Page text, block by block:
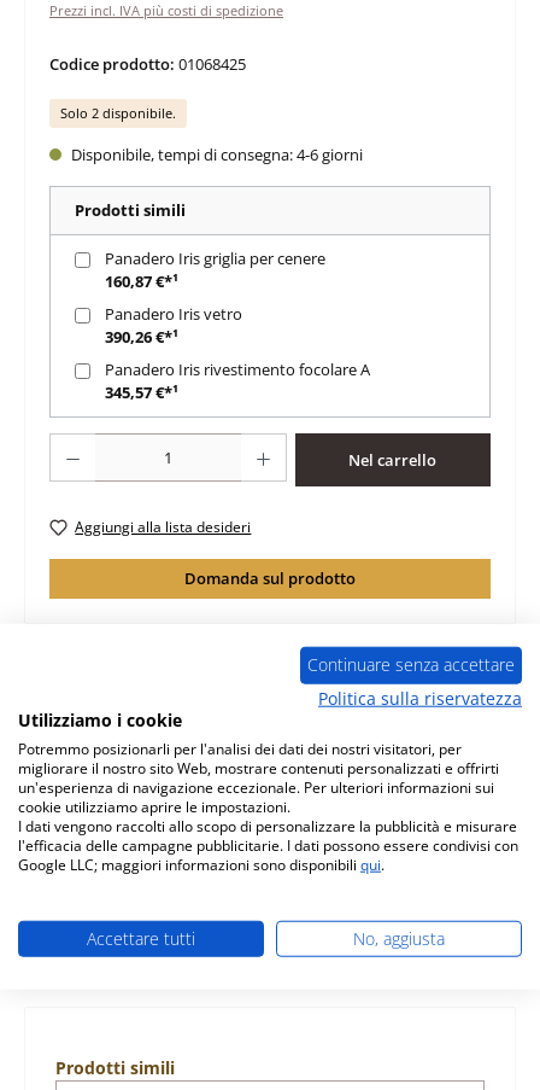
Prezzi incl. IVA più costi di spedizione
Codice prodotto: 01068425
Solo 2 disponibile.
Disponibile, tempi di consegna: 4-6 giorni
Prodotti simili
Panadero Iris griglia per cenere
160,87 €*¹
Panadero Iris vetro
390,26 €*¹
Panadero Iris rivestimento focolare A
345,57 €*¹
Quantità del prodotto: inserisci la quantità desiderata o usa i pulsanti per
Nel carrello
Aggiungi alla lista desideri
Domanda sul prodotto
Descrizione
originale guarnizione per vetro per stufa a legna
Panadero Iris Panadero Iris guarnizione per vetro dati
chiave: cordone…Di più
Caratteristiche
Salta la galleria dei prodotti
Prodotti simili
Continuare senza accettare
Politica sulla riservatezza
Utilizziamo i cookie
Potremmo posizionarli per l'analisi dei dati dei nostri visitatori, per
migliorare il nostro sito Web, mostrare contenuti personalizzati e offrirti
un'esperienza di navigazione eccezionale. Per ulteriori informazioni sui
cookie utilizziamo aprire le impostazioni.
I dati vengono raccolti allo scopo di personalizzare la pubblicità e misurare
l'efficacia delle campagne pubblicitarie. I dati possono essere condivisi con
Google LLC; maggiori informazioni sono disponibili qui.
Accettare tutti No, aggiusta